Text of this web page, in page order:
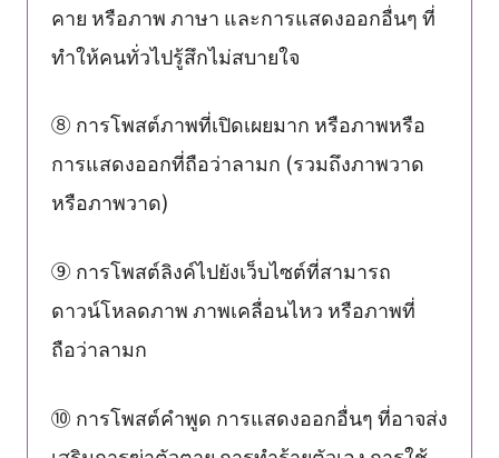
คาย หรือภาพ ภาษา และการแสดงออกอื่นๆ ที่
ทำให้คนทั่วไปรู้สึกไม่สบายใจ
⑧ การโพสต์ภาพที่เปิดเผยมาก หรือภาพหรือ
การแสดงออกที่ถือว่าลามก (รวมถึงภาพวาด
หรือภาพวาด)
⑨ การโพสต์ลิงค์ไปยังเว็บไซต์ที่สามารถ
ดาวน์โหลดภาพ ภาพเคลื่อนไหว หรือภาพที่
ถือว่าลามก
⑩ การโพสต์คำพูด การแสดงออกอื่นๆ ที่อาจส่ง